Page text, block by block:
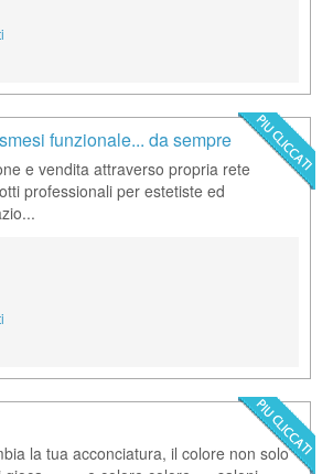
funzionale... da sempre
e vendita attraverso propria rete
professionali per estetiste ed
la tua acconciatura, il colore non solo